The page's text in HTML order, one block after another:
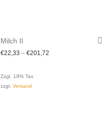
Milch II
€22,33 – €201,72
Zzgl. 19% Tax
zzgl. Versand